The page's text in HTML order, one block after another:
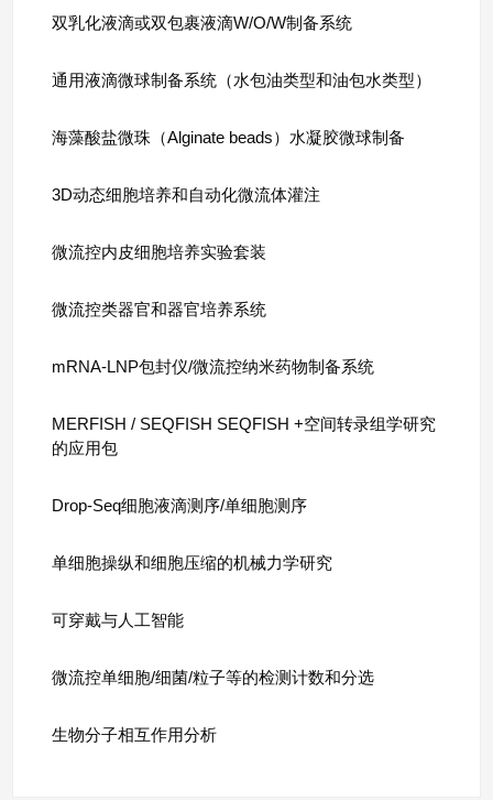
双乳化液滴或双包裹液滴W/O/W制备系统
通用液滴微球制备系统（水包油类型和油包水类型）
海藻酸盐微珠（Alginate beads）水凝胶微球制备
3D动态细胞培养和自动化微流体灌注
微流控内皮细胞培养实验套装
微流控类器官和器官培养系统
mRNA-LNP包封仪/微流控纳米药物制备系统
MERFISH / SEQFISH SEQFISH +空间转录组学研究
的应用包
Drop-Seq细胞液滴测序/单细胞测序
单细胞操纵和细胞压缩的机械力学研究
可穿戴与人工智能
微流控单细胞/细菌/粒子等的检测计数和分选
生物分子相互作用分析